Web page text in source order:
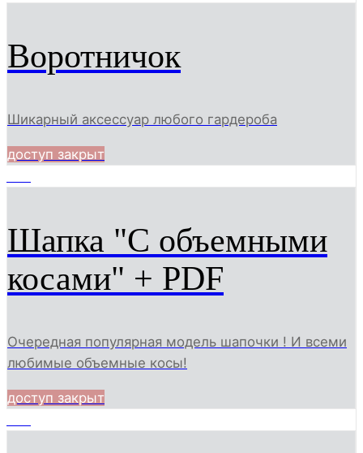
Воротничок
Шикарный аксессуар любого гардероба
доступ закрыт
Шапка "С объемными
косами" + PDF
Очередная популярная модель шапочки ! И всеми
любимые объемные косы!
доступ закрыт